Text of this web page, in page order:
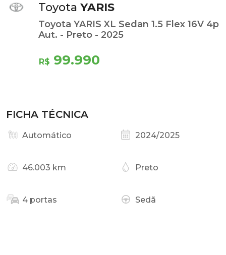
Toyota YARIS
Toyota YARIS XL Sedan 1.5 Flex 16V 4p
Aut. - Preto - 2025
R$ 99.990
FICHA TÉCNICA
Automático 2024/2025
46.003 km Preto
4 portas Sedã